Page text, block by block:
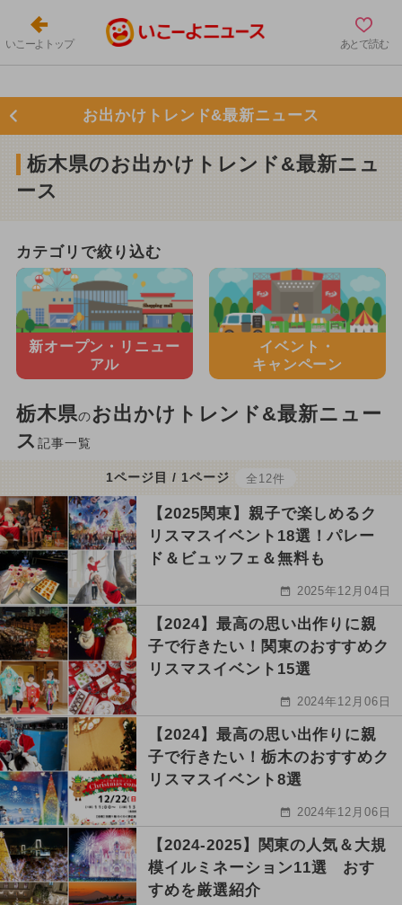
いこーよトップ あとで読む
お出かけトレンド&最新ニュース
栃木県のお出かけトレンド&最新ニュ
ース
カテゴリで絞り込む
新オープン・ リニュー
アル
イベント・
キャンペーン
栃木県のお出かけトレンド&最新ニュー
ス 記事一覧
1ページ目 / 1ページ 全12件
【2025関東】親子で楽しめるク
リスマスイベント18選！パレー
ド＆ビュッフェ＆無料も
2025年12月04日
【2024】最高の思い出作りに親
子で行きたい！関東のおすすめク
リスマスイベント15選
2024年12月06日
【2024】最高の思い出作りに親
子で行きたい！栃木のおすすめク
リスマスイベント8選
2024年12月06日
【2024-2025】関東の人気＆大規
模イルミネーション11選 おす
すめを厳選紹介